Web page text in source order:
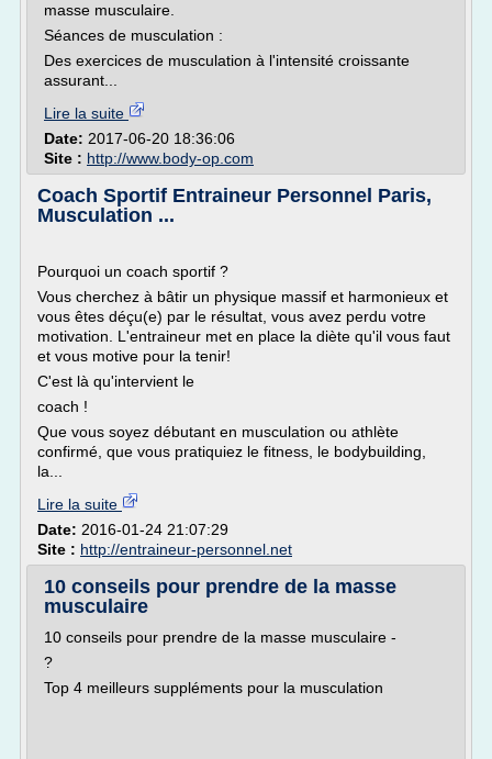
masse musculaire.
Séances de musculation :
Des exercices de musculation à l'intensité croissante
assurant...
Lire la suite
Date: 2017-06-20 18:36:06
Site : http://www.body-op.com
Coach Sportif Entraineur Personnel Paris,
Musculation ...
Pourquoi un coach sportif ?
Vous cherchez à bâtir un physique massif et harmonieux et
vous êtes déçu(e) par le résultat, vous avez perdu votre
motivation. L'entraineur met en place la diète qu'il vous faut
et vous motive pour la tenir!
C'est là qu'intervient le
coach !
Que vous soyez débutant en musculation ou athlète
confirmé, que vous pratiquiez le fitness, le bodybuilding,
la...
Lire la suite
Date: 2016-01-24 21:07:29
Site : http://entraineur-personnel.net
10 conseils pour prendre de la masse
musculaire
10 conseils pour prendre de la masse musculaire -
?
Top 4 meilleurs suppléments pour la musculation